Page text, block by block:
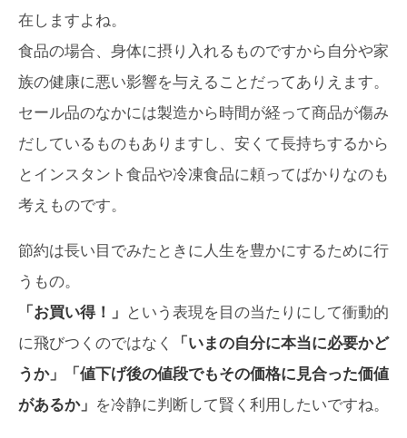
在しますよね。
食品の場合、身体に摂り入れるものですから自分や家
族の健康に悪い影響を与えることだってありえます。
セール品のなかには製造から時間が経って商品が傷み
だしているものもありますし、安くて長持ちするから
とインスタント食品や冷凍食品に頼ってばかりなのも
考えものです。
節約は長い目でみたときに人生を豊かにするために行
うもの。
「お買い得！」 という表現を目の当たりにして衝動的
に飛びつくのではなく
「いまの自分に本当に必要かど
うか」「値下げ後の値段でもその価格に見合った価値
があるか」 を冷静に判断して賢く利用したいですね。